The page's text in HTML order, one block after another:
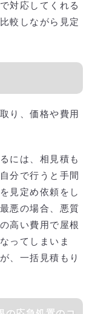
対応してくれる
較しながら見定
り、価格や費用
には、相見積も
分で行うと手間
見定め依頼をし
悪の場合、悪質
高い費用で屋根
ってしまいま
、一括見積もり